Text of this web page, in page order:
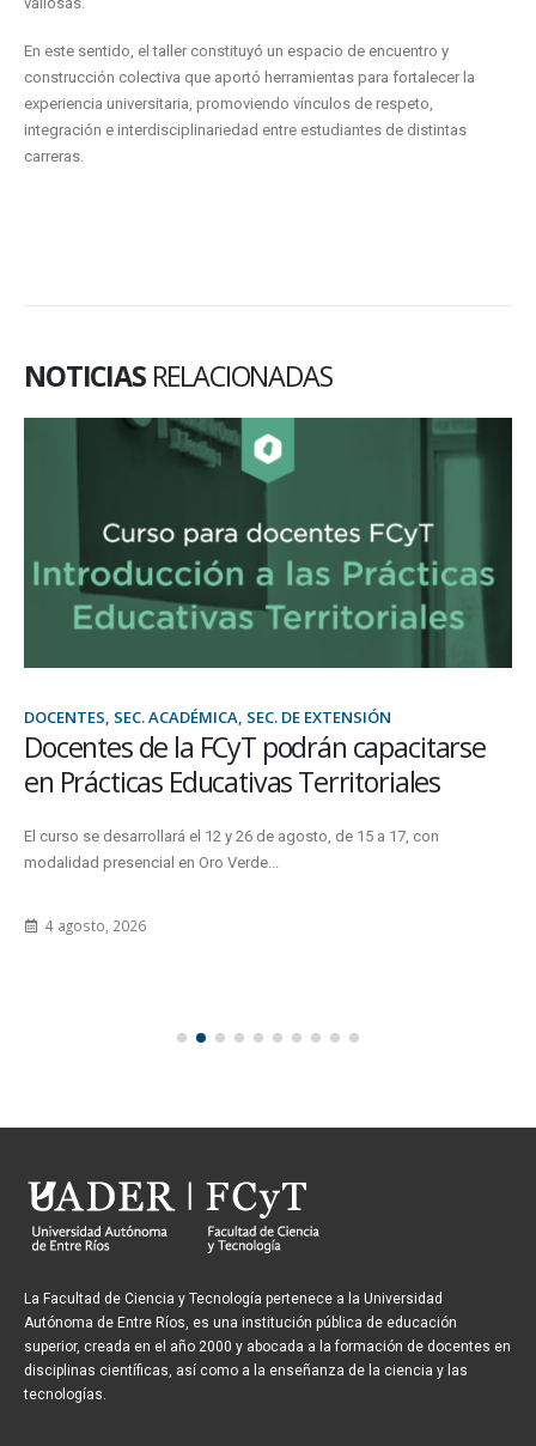
En este sentido, el taller constituyó un espacio de encuentro y
construcción colectiva que aportó herramientas para fortalecer la
experiencia universitaria, promoviendo vínculos de respeto,
integración e interdisciplinariedad entre estudiantes de distintas
carreras.
NOTICIAS RELACIONADAS
DOCENTES, SEC. ACADÉMICA, SEC. DE EXTENSIÓN
Docentes de la FCyT podrán capacitarse
en Prácticas Educativas Territoriales
El curso se desarrollará el 12 y 26 de agosto, de 15 a 17, con
modalidad presencial en Oro Verde...
4 agosto, 2026
La Facultad de Ciencia y Tecnología pertenece a la Universidad
Autónoma de Entre Ríos, es una institución pública de educación
superior, creada en el año 2000 y abocada a la formación de docentes en
disciplinas científicas, así como a la enseñanza de la ciencia y las
tecnologías.